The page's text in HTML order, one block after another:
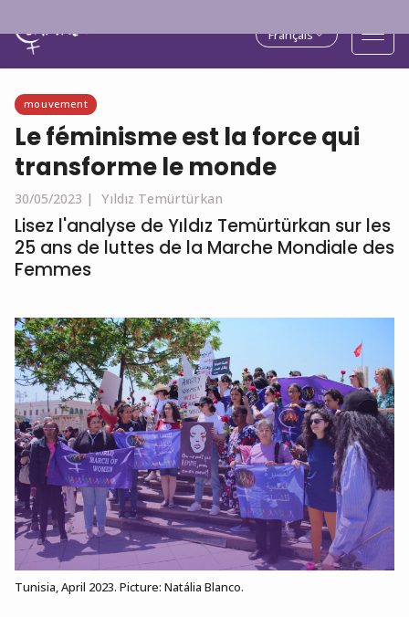
Français
mouvement
Le féminisme est la force qui
transforme le monde
30/05/2023 | Yıldız Temürtürkan
Lisez l'analyse de Yıldız Temürtürkan sur les
25 ans de luttes de la Marche Mondiale des
Femmes
Tunisia, April 2023. Picture: Natália Blanco.